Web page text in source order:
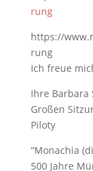
rung
https://
rung
Ich freue
Ihre Barbara
Großen
Piloty
“Monachia
500 Jahre